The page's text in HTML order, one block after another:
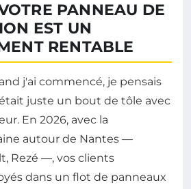
PANNEAU DE
EST UN
RENTABLE
j'ai commencé, je pensais
juste un bout de tôle avec
En 2026, avec la
autour de Nantes —
Rezé —, vos clients
dans un flot de panneaux